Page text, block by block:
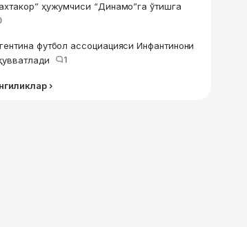
ҳужумчиси “Динамо”га ўтишга
футбол ассоциацияси Инфантинони
1
›